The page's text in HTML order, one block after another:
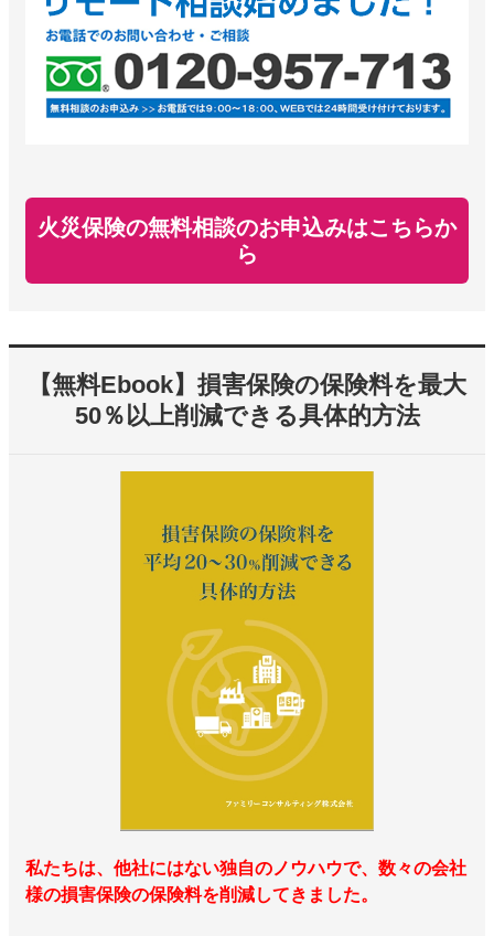
火災保険の無料相談のお申込みはこちらか
ら
【無料Ebook】損害保険の保険料を最大
50％以上削減できる具体的方法
私たちは、他社にはない独自のノウハウで、数々の会社
様の損害保険の保険料を削減してきました。